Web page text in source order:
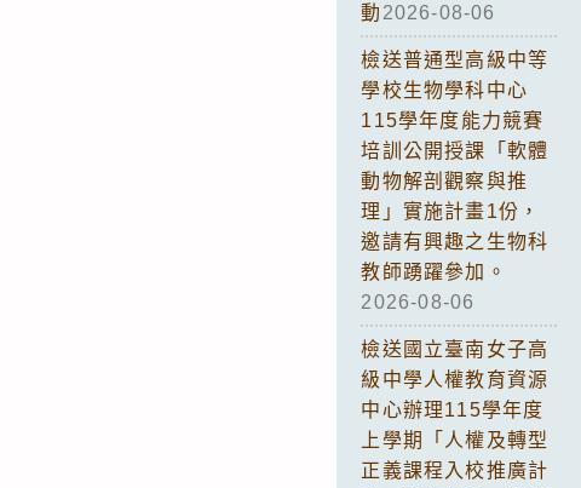
動 2026-08-06
檢送普通型高級中等
學校生物學科中心
115學年度能力競賽
培訓公開授課「軟體
動物解剖觀察與推
理」實施計畫1份，
邀請有興趣之生物科
教師踴躍參加。
2026-08-06
檢送國立臺南女子高
級中學人權教育資源
中心辦理115學年度
上學期「人權及轉型
正義課程入校推廣計